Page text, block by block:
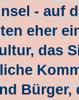
- auf
eher
das